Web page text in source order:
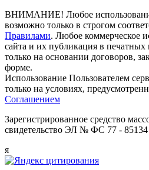
ВНИМАНИЕ! Любое
возможно только в строгом
Правилами. Любое коммерческое
сайта и их публикация в печатных
только на основании договоров,
форме.
Использование Пользователем
только на условиях,
Соглашением
Зарегистрированное средство
свидетельство ЭЛ № ФС 77 - 85134
я